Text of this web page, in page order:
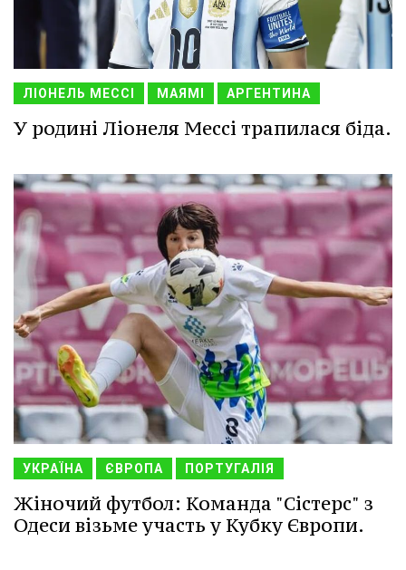
ЛІОНЕЛЬ МЕССІ МАЯМІ АРГЕНТИНА
У родині Ліонеля Мессі трапилася біда.
УКРАЇНА ЄВРОПА ПОРТУГАЛІЯ
Жіночий футбол: Команда "Сістерс" з
Одеси візьме участь у Кубку Європи.